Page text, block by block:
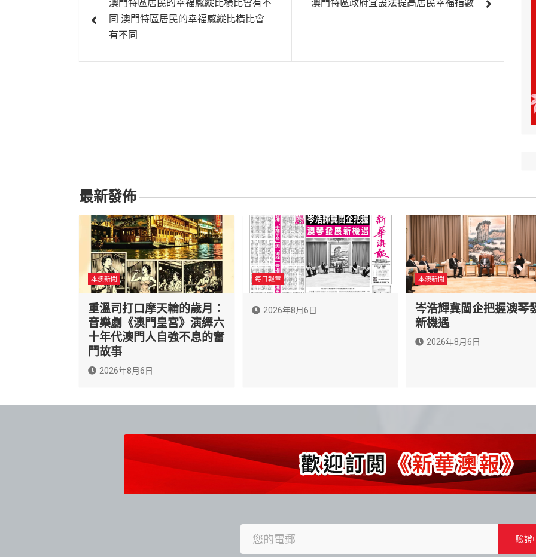
章
覽
澳門特區居民的幸福感縱比橫比會有不
同 澳門特區居民的幸福感縱比橫比會
有不同
澳門特區政府宜設法提高居民幸福指數
最新發佈
本澳新聞
重溫司打口摩天輪的歲月：
音樂劇《澳門皇宮》演繹六
十年代澳門人自強不息的奮
鬥故事
2026年8月6日
每日報章
2026年8月6日
本澳新聞
岑浩輝冀閩企把握澳琴
新機遇
2026年8月6日